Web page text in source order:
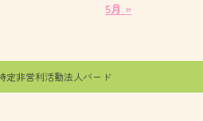
5月 »
定非営利活動法人バード